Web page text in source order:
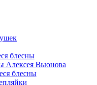
блесны
Алексея Вьюнова
блесны